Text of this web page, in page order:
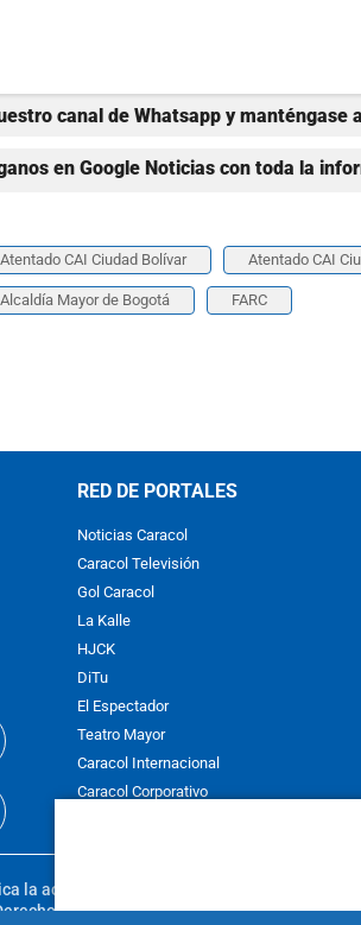
canal de Whatsapp y
en Google Noticias con toda la
Atentado CAI Ciudad Bolívar Atentado CAI
Alcaldía Mayor de Bogotá FARC
RED DE PORTALES
Noticias Caracol
Caracol Televisión
Gol Caracol
La Kalle
HJCK
DiTu
El Espectador
Teatro Mayor
Caracol Internacional
Caracol Corporativo
la aceptación de los
Reservados D.R.A. Prohibida su